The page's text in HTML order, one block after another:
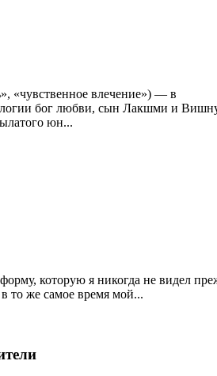
«чувственное влечение») — в
бог любви, сын Лакшми и
юн...
которую я никогда не видел
то же самое время мой...